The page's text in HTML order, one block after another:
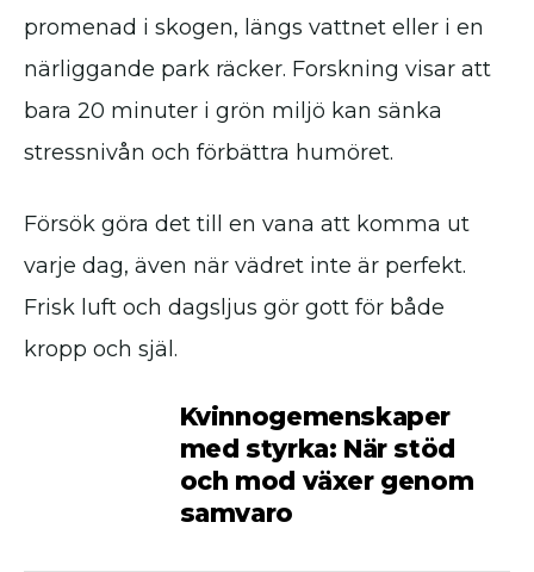
promenad i skogen, längs vattnet eller i en
närliggande park räcker. Forskning visar att
bara 20 minuter i grön miljö kan sänka
stressnivån och förbättra humöret.
Försök göra det till en vana att komma ut
varje dag, även när vädret inte är perfekt.
Frisk luft och dagsljus gör gott för både
kropp och själ.
Kvinnogemenskaper
med styrka: När stöd
och mod växer genom
samvaro